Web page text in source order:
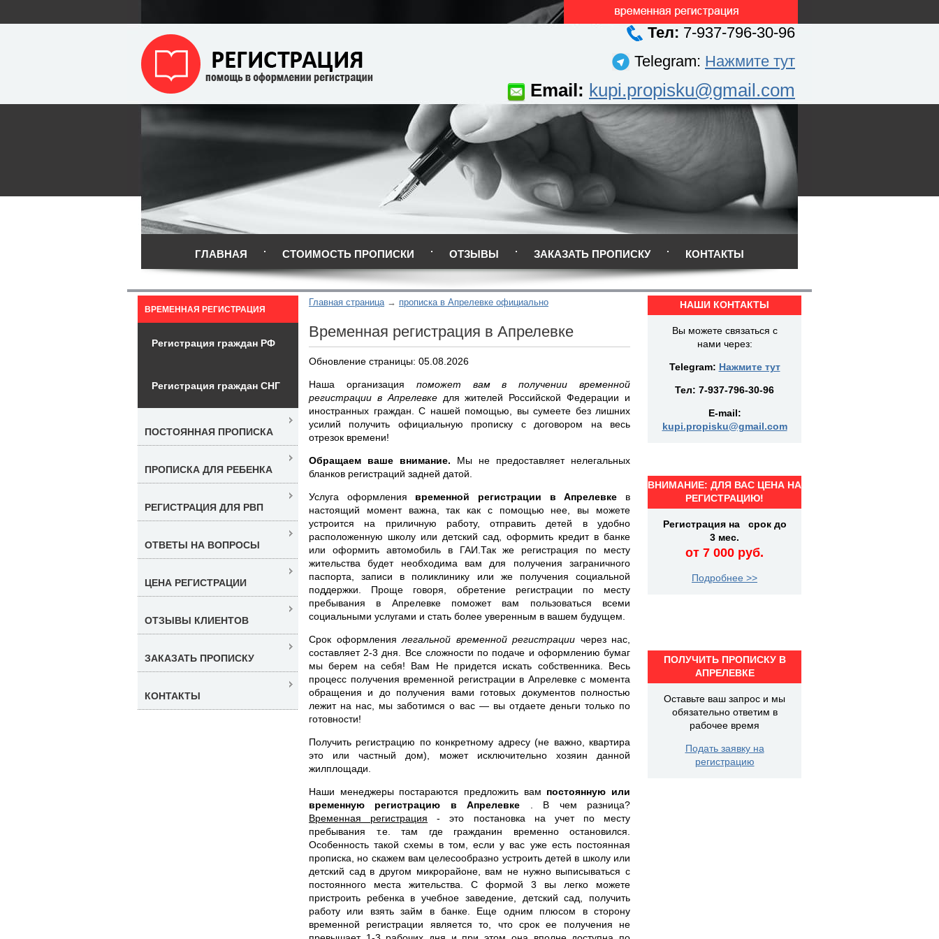
Тел: 7-937-796-30-96
Telegram: Нажмите тут
Email: kupi.propisku@gmail.com
ГЛАВНАЯ СТОИМОСТЬ ПРОПИСКИ ОТЗЫВЫ ЗАКАЗАТЬ ПРОПИСКУ КОНТАКТЫ
Главная страница прописка в Апрелевке официально
Временная регистрация в Апрелевке
Обновление страницы: 05.08.2026
Наша организация поможет вам в получении временной
регистрации в Апрелевке для жителей Российской Федерации и
иностранных граждан. С нашей помощью, вы сумеете без лишних
усилий получить официальную прописку с договором на весь
отрезок времени!
Обращаем ваше внимание. Мы не предоставляет нелегальных
бланков регистраций задней датой.
Услуга оформления временной регистрации в Апрелевке в
настоящий момент важна, так как с помощью нее, вы можете
устроится на приличную работу, отправить детей в удобно
расположенную школу или детский сад, оформить кредит в банке
или оформить автомобиль в ГАИ.Так же регистрация по месту
жительства будет необходима вам для получения заграничного
паспорта, записи в поликлинику или же получения социальной
поддержки. Проще говоря, обретение регистрации по месту
пребывания в Апрелевке поможет вам пользоваться всеми
социальными услугами и стать более уверенным в вашем будущем.
Срок оформления легальной временной регистрации через нас,
составляет 2-3 дня. Все сложности по подаче и оформлению бумаг
мы берем на себя! Вам Не придется искать собственника. Весь
процесс получения временной регистрации в Апрелевке с момента
обращения и до получения вами готовых документов полностью
лежит на нас, мы заботимся о вас — вы отдаете деньги только по
готовности!
Получить регистрацию по конкретному адресу (не важно, квартира
это или частный дом), может исключительно хозяин данной
жилплощади.
Наши менеджеры постараются предложить вам постоянную или
временную регистрацию в Апрелевке
. В чем разница?
Временная регистрация - это постановка на учет по месту
пребывания т.е. там где гражданин временно остановился.
Особенность такой схемы в том, если у вас уже есть постоянная
прописка, но скажем вам целесообразно устроить детей в школу или
детский сад в другом микрорайоне, вам не нужно выписываться с
постоянного места жительства. С формой 3 вы легко можете
пристроить ребенка в учебное заведение, детский сад, получить
работу или взять займ в банке. Еще одним плюсом в сторону
временной регистрации является то, что срок ее получения не
ВРЕМЕННАЯ РЕГИСТРАЦИЯ
Регистрация граждан РФ
Регистрация граждан СНГ
ПОСТОЯННАЯ ПРОПИСКА
ПРОПИСКА ДЛЯ РЕБЕНКА
РЕГИСТРАЦИЯ ДЛЯ РВП
ОТВЕТЫ НА ВОПРОСЫ
ЦЕНА РЕГИСТРАЦИИ
ОТЗЫВЫ КЛИЕНТОВ
ЗАКАЗАТЬ ПРОПИСКУ
КОНТАКТЫ
НАШИ КОНТАКТЫ
Вы можете связаться с
нами через:
Telegram: Нажмите тут
Тел: 7-937-796-30-96
E-mail:
kupi.propisku@gmail.com
ВНИМАНИЕ: ДЛЯ ВАС ЦЕНА НА
РЕГИСТРАЦИЮ!
Регистрация на срок до
3 мес.
от 7 000 руб.
Подробнее >>
ПОЛУЧИТЬ ПРОПИСКУ В
АПРЕЛЕВКЕ
Оставьте ваш запрос и мы
обязательно ответим в
рабочее время
Подать заявку на
регистрацию